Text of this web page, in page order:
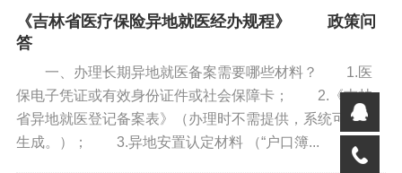
11.劳动合同期满，用人单位维持或者提高劳动合同约定条
件续订劳动合同，劳动者不同意续订的；12.劳动者开始依
法享受基本养老保险待遇的；
13.劳动者达到法定退休年龄的
14.劳动者死亡，或者被人民法院宣告死亡或者宣告失踪；
《吉林省医疗保险异地就医经办规程》 政策问
答
一、办理长期异地就医备案需要哪些材料？ 1.医
保电子凭证或有效身份证件或社会保障卡； 2.《吉林
省异地就医登记备案表》（办理时不需提供，系统可自动
生成。）； 3.异地安置认定材料 （“户口簿...